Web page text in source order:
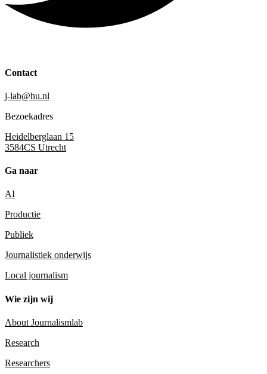
Contact
j-lab@hu.nl
Bezoekadres
Heidelberglaan 15
3584CS Utrecht
Ga naar
AI
Productie
Publiek
Journalistiek onderwijs
Local journalism
Wie zijn wij
About Journalismlab
Research
Researchers